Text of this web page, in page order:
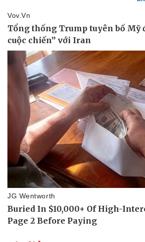
Văn hóa
Sân khấu - Điện ảnh
Văn học
Âm nhạc
Di sản
Giải trí
Thời
Sao Việt